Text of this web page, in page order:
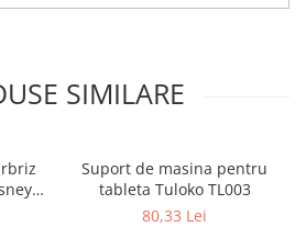
SIMILARE
Suport de masina pentru
tableta Tuloko TL003
80,33 Lei